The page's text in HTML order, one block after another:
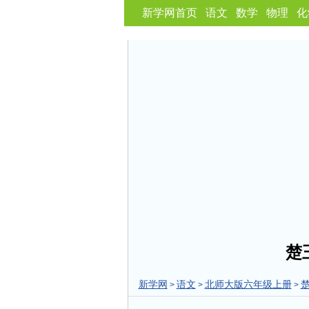
新学网首页 语文 数学 物理
楚
新学网 > 语文 > 北师大版六年级上册>